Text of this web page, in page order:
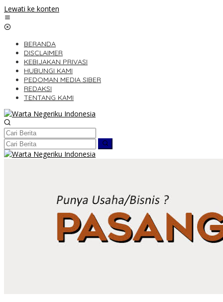
Lewati ke konten
BERANDA
DISCLAIMER
KEBIJAKAN PRIVASI
HUBUNGI KAMI
PEDOMAN MEDIA SIBER
REDAKSI
TENTANG KAMI